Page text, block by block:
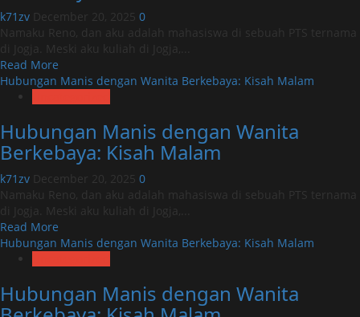
Berkebaya:
Kisah
Malam
k71zv December 20, 2025 0
Namaku Reno, dan aku adalah mahasiswa di sebuah PTS ternama
di Jogja. Meski aku kuliah di Jogja,...
Read More
more
Manis
dengan
Wanita
Berkebaya:
Kisah
Malam
Hubungan Manis dengan Wanita Berkebaya: Kisah Malam
Hubungan Manis dengan Wanita
Berkebaya: Kisah Malam
k71zv December 20, 2025 0
Namaku Reno, dan aku adalah mahasiswa di sebuah PTS ternama
di Jogja. Meski aku kuliah di Jogja,...
Read More
more
Manis
dengan
Hubungan Manis dengan Wanita Berkebaya: Kisah Malam
Hubungan Manis dengan Wanita